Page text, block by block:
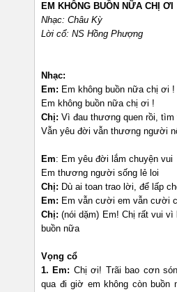
EM KHÔNG BUỒN NỮA CHỊ ƠI
Nhạc: Châu Kỳ
Lời cổ: NS Hồng Phượng
Nhạc:
Em: Em không buồn nữa chị ơi !
Em không buồn nữa chị ơi !
Chị: Vì đau thương quen rồi,
Vẫn yêu đời vẫn thương người
Em: Em yêu đời lắm chuyện vui
Em thương người sống lẻ loi
Chị: Dù ai toan trao lời, để lấp
Em: Em vẫn cười em vẫn cười
Chị:(nói dặm) Em! Chị rất vui vì
buồn nữa
Vọng cổ
1. Em: Chị ơi! Trãi bao cơn
qua đi giờ em không còn buồn